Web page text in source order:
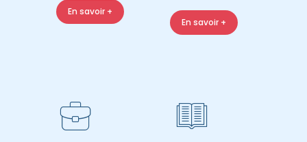
En savoir +
En savoir +